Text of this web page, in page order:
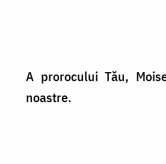
A prorocului Tău,
noastre.